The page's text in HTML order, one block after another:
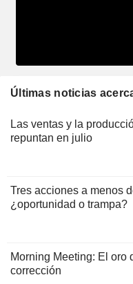
Últimas noticias
Las ventas y la
repuntan en julio
Tres acciones a menos
¿oportunidad o trampa?
Morning Meeting: El oro
corrección